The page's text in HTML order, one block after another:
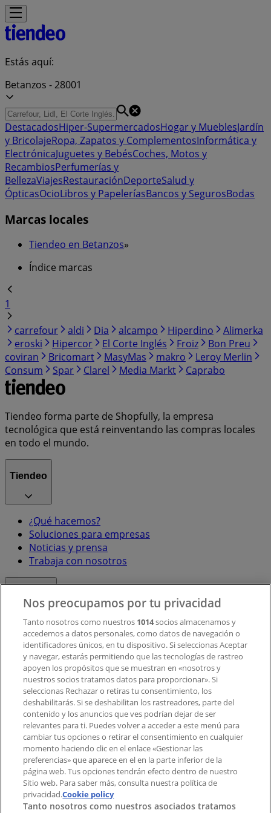
Estás aquí:
Betanzos - 28001
DestacadosHiper-SupermercadosHogar y MueblesJardín
y BricolajeRopa, Zapatos y ComplementosInformática y
ElectrónicaJuguetes y BebésCoches, Motos y
RecambiosPerfumerías y
BellezaViajesRestauraciónDeporteSalud y
ÓpticasOcioLibros y PapeleríasBancos y SegurosBodas
Marcas locales
Tiendeo en Betanzos»
Índice marcas
1
carrefour
aldi Dia alcampo Hiperdino
Alimerka
eroski
Hipercor El Corte Inglés Froiz
Bon Preu
coviran
Bricomart MasyMas makro
Leroy Merlin
Consum
Spar Clarel Media Markt Caprabo
Tiendeo forma parte de Shopfully, la empresa
tecnológica que está reinventando las compras locales
en todo el mundo.
Tiendeo
¿Qué hacemos?
Soluciones para empresas
Noticias y prensa
Trabaja con nosotros
Contacto comercial y de marketing
Tienda mal colocada en el mapa
Notificar un folleto
¿Encontraste un problema en la web o en la
aplicación?
Índices
Marcas
Marcas locales
Negocios
Negocios cercanos
Nos preocupamos por tu privacidad
Tanto nosotros como nuestros 1014socios almacenamos y
accedemos a datos personales, como datos de navegación o
identificadores únicos, en tu dispositivo. Si seleccionas Aceptar
y navegar, estarás permitiendo que las tecnologías de rastreo
apoyen los propósitos que se muestran en «nosotros y
nuestros socios tratamos datos para proporcionar». Si
seleccionas Rechazar o retiras tu consentimiento, los
deshabilitarás. Si se deshabilitan los rastreadores, parte del
contenido y los anuncios que ves podrían dejar de ser
relevantes para ti. Puedes volver a acceder a este menú para
cambiar tus opciones o retirar el consentimiento en cualquier
momento haciendo clic en el enlace «Gestionar las
preferencias» que aparece en el en la parte inferior de la
página web. Tus opciones tendrán efecto dentro de nuestro
Sitio web. Para saber más, consulta nuestra política de
privacidad.Cookie policy
Tanto nosotros como nuestros asociados tratamos